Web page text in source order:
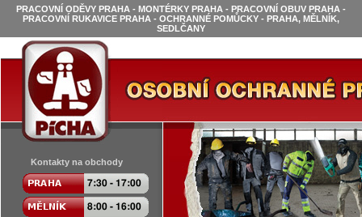
PRACOVNÍ ODĚVY PRAHA - MONTÉRKY PRAHA - PRACOVNÍ OBUV PRAHA -
PRACOVNÍ RUKAVICE PRAHA - OCHRANNÉ POMŮCKY - PRAHA, MĚLNÍK,
SEDLČANY
Kontakty na obchody